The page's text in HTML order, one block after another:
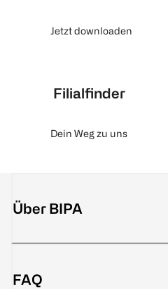
Jetzt downloaden
Filialfinder
Dein Weg zu uns
Über BIPA
FAQ